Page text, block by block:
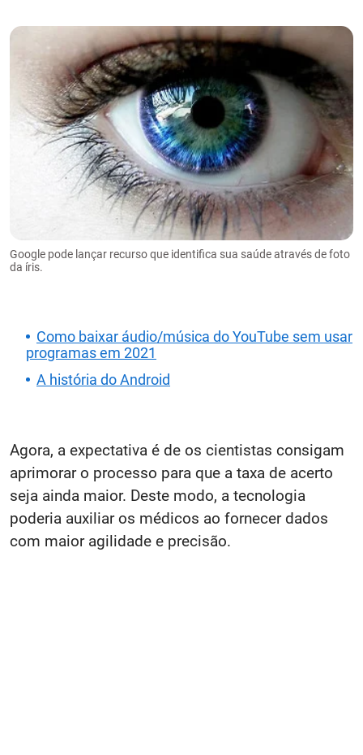
Google pode lançar recurso que identifica sua saúde através de foto
da íris.
Como baixar áudio/música do YouTube sem usar
programas em 2021
A história do Android
Agora, a expectativa é de os cientistas consigam
aprimorar o processo para que a taxa de acerto
seja ainda maior. Deste modo, a tecnologia
poderia auxiliar os médicos ao fornecer dados
com maior agilidade e precisão.